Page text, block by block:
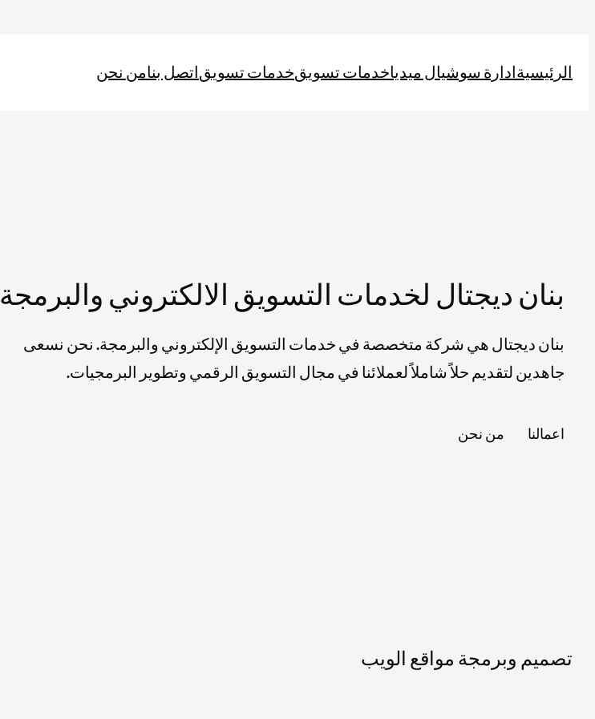
المحتوى
الرئيسيةادارة سوشيال ميدياخدمات تسويقخدمات تسويقاتصل بنامن نحن
بنان ديجتال لخدمات التسويق الالكتروني والبرمجة
بنان ديجتال هي شركة متخصصة في خدمات التسويق الإلكتروني والبرمجة. نحن نسعى
جاهدين لتقديم حلاً شاملاً لعملائنا في مجال التسويق الرقمي وتطوير البرمجيات.
اعمالنا من نحن
تصميم وبرمجة مواقع الويب